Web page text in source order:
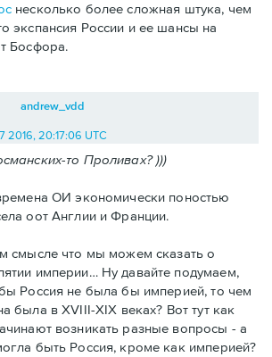
несколько более сложная штука, чем
экспансия России и ее шансы на
Босфора.
andrew_vdd
2016, 20:17:06 UTC
то Проливах? )))
ОИ экономически поностью
оот Англии и Франции.
смысле что мы можем сказать о
империи… Ну давайте подумаем,
Россия не была бы империей, то чем
была в XVIII-XIX веках? Вот тут как
возникать разные вопросы - а
быть Россия, кроме как империей?